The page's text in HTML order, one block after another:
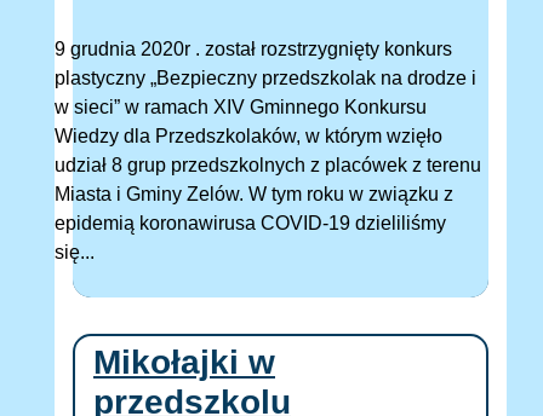
9 grudnia 2020r . został rozstrzygnięty konkurs
plastyczny „Bezpieczny przedszkolak na drodze i
w sieci” w ramach XIV Gminnego Konkursu
Wiedzy dla Przedszkolaków, w którym wzięło
udział 8 grup przedszkolnych z placówek z terenu
Miasta i Gminy Zelów. W tym roku w związku z
epidemią koronawirusa COVID-19 dzieliliśmy
się...
Mikołajki w
przedszkolu